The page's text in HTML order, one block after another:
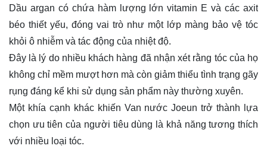
Dầu argan có chứa hàm lượng lớn vitamin E và các axit
béo thiết yếu, đóng vai trò như một lớp màng bảo vệ tóc
khỏi ô nhiễm và tác động của nhiệt độ.
Đây là lý do nhiều khách hàng đã nhận xét rằng tóc của họ
không chỉ mềm mượt hơn mà còn giảm thiểu tình trạng gãy
rụng đáng kể khi sử dụng sản phẩm này thường xuyên.
Một khía cạnh khác khiến Van nước Joeun trở thành lựa
chọn ưu tiên của người tiêu dùng là khả năng tương thích
với nhiều loại tóc.